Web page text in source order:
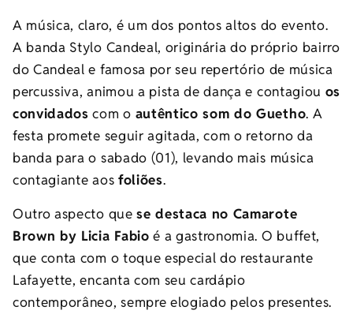
A música, claro, é um dos pontos altos do evento.
A banda Stylo Candeal, originária do próprio bairro
do Candeal e famosa por seu repertório de música
percussiva, animou a pista de dança e contagiou os
convidados com o autêntico som do Guetho. A
festa promete seguir agitada, com o retorno da
banda para o sabado (01), levando mais música
contagiante aos foliões.
Outro aspecto quese destaca no Camarote
Brown by Licia Fabio é a gastronomia. O buffet,
que conta com o toque especial do restaurante
Lafayette, encanta com seu cardápio
contemporâneo, sempre elogiado pelos presentes.